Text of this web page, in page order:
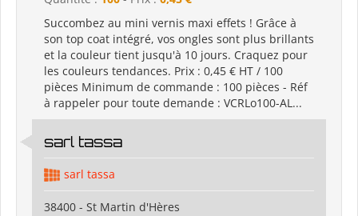
Succombez au mini vernis maxi effets ! Grâce à
son top coat intégré, vos ongles sont plus brillants
et la couleur tient jusqu'à 10 jours. Craquez pour
les couleurs tendances. Prix : 0,45 € HT / 100
pièces Minimum de commande : 100 pièces - Réf
à rappeler pour toute demande : VCRLo100-AL...
sarl tassa
sarl tassa
38400 - St Martin d'Hères